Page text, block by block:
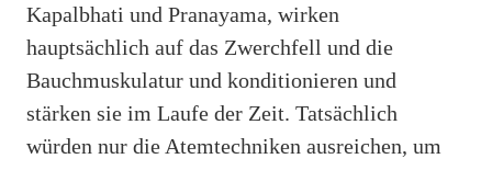
Kapalbhati und Pranayama, wirken
hauptsächlich auf das Zwerchfell und die
Bauchmuskulatur und konditionieren und
stärken sie im Laufe der Zeit. Tatsächlich
würden nur die Atemtechniken ausreichen, um